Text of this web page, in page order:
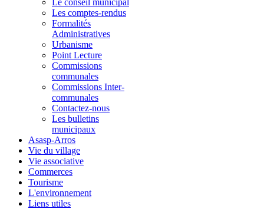
Les comptes-rendus
Formalités
Administratives
Urbanisme
Point Lecture
Commissions
communales
Commissions Inter-
communales
Contactez-nous
Les bulletins
municipaux
Asasp-Arros
Vie du village
Vie associative
Commerces
Tourisme
L'environnement
Liens utiles